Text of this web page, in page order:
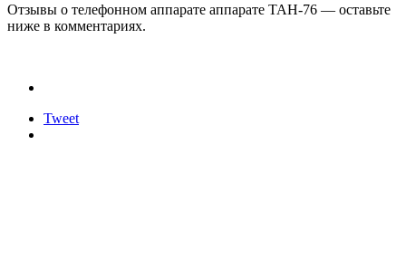
Отзывы о телефонном аппарате аппарате ТАН-76 — оставьте
ниже в комментариях.
Tweet